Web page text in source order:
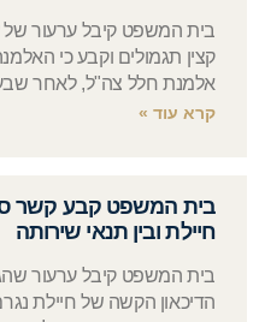
בית המשפט קיבל ערעור של
קצין תגמולים וקבע כי
אלמנת חלל צה"ל, לאחר
קרא עוד »
בית המשפט קבע קשר
חיילת ובין תנאי שירותה
בית המשפט קיבל ערעור
הדיכאון הקשה של חיילת